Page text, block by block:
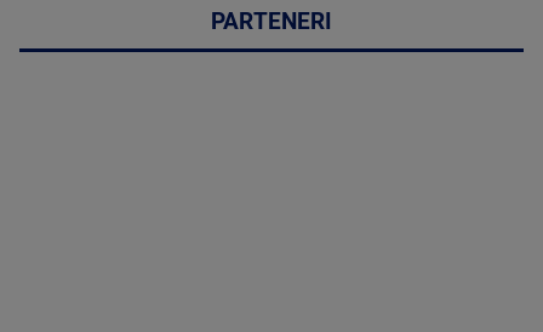
PARTENERI